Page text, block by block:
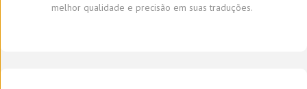
melhor qualidade e precisão em suas traduções.